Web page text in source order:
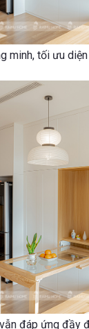
minh, tối ưu
đáp ứng đầy